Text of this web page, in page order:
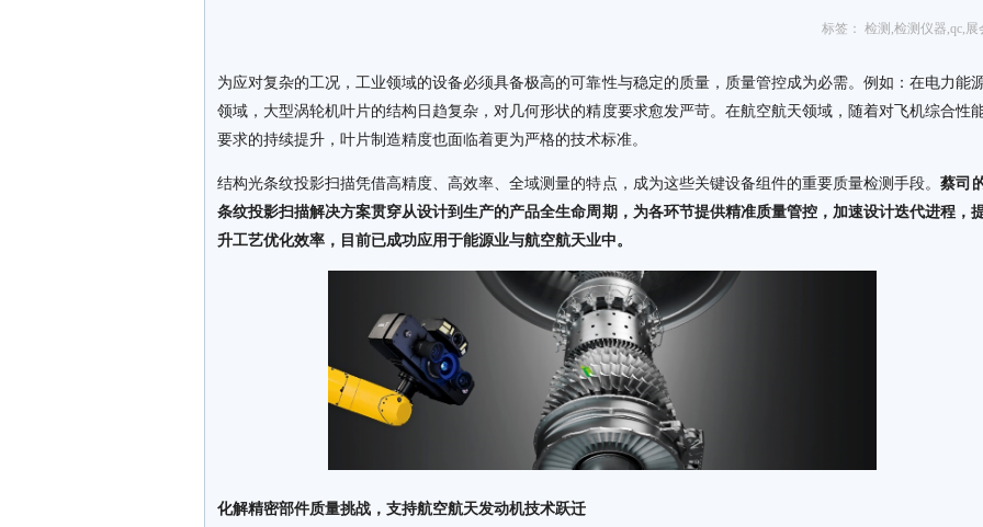
标签： 检测 ,检测仪器,qc,展
为应对复杂的工况，工业领域的设备必须具备极高的可靠性与稳定的质量，质量管控成为必需。例如：在电力能
领域，大型涡轮机叶片的结构日趋复杂，对几何形状的精度要求愈发严苛。在航空航天领域，随着对飞机综合性
要求的持续提升，叶片制造精度也面临着更为严格的技术标准。
结构光条纹投影扫描凭借高精度、高效率、全域测量的特点，成为这些关键设备组件的重要质量检测手段。蔡司
条纹投影扫描解决方案贯穿从设计到生产的产品全生命周期，为各环节提供精准质量管控，加速设计迭代进程，
升工艺优化效率，目前已成功应用于能源业与航空航天业中。
化解精密部件质量挑战， 支持航空航天发动机技术跃迁